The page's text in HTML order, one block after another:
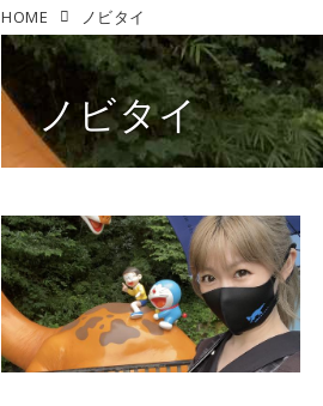
HOME ノビタイ
ノビタイ